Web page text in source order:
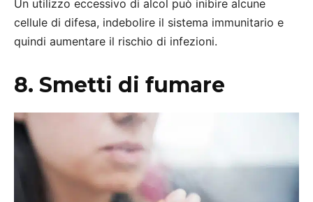
Un utilizzo eccessivo di alcol può inibire alcune
cellule di difesa, indebolire il sistema immunitario e
quindi aumentare il rischio di infezioni.
8. Smetti di fumare